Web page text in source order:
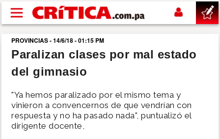
Pasar al contenido principal
buscar
SUCESOS
NACIONAL
POLÍTICA
PROVINCIAS - 14/6/18 - 01:15 PM
Paralizan clases por mal estado
del gimnasio
"Ya hemos paralizado por el mismo tema y
vinieron a convencernos de que vendrían con
respuesta y no ha pasado nada", puntualizó el
dirigente docente,